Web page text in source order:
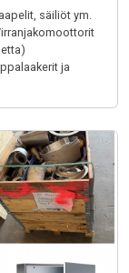
säiliöt ym.
ja